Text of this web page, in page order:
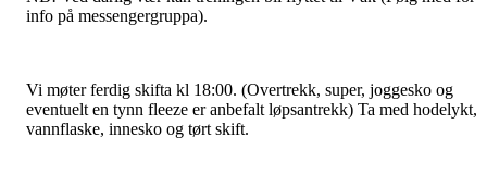
info på messengergruppa).
Vi møter ferdig skifta kl 18:00. (Overtrekk, super, joggesko og
eventuelt en tynn fleeze er anbefalt løpsantrekk) Ta med hodelykt,
vannflaske, innesko og tørt skift.